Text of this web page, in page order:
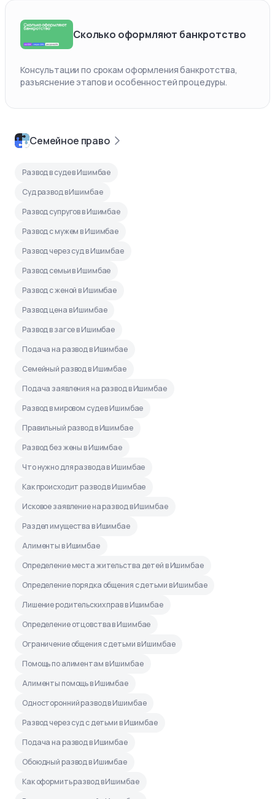
Сколько оформляют банкротство
Консультации по срокам оформления банкротства,
разъяснение этапов и особенностей процедуры.
Семейное право
Развод в суде в Ишимбае
Суд развод в Ишимбае
Развод супругов в Ишимбае
Развод с мужем в Ишимбае
Развод через суд в Ишимбае
Развод семьи в Ишимбае
Развод с женой в Ишимбае
Развод цена в Ишимбае
Развод в загсе в Ишимбае
Подача на развод в Ишимбае
Семейный развод в Ишимбае
Подача заявления на развод в Ишимбае
Развод в мировом суде в Ишимбае
Правильный развод в Ишимбае
Развод без жены в Ишимбае
Что нужно для развода в Ишимбае
Как происходит развод в Ишимбае
Исковое заявление на развод в Ишимбае
Раздел имущества в Ишимбае
Алименты в Ишимбае
Определение места жительства детей в Ишимбае
Определение порядка общения с детьми в Ишимбае
Лишение родительских прав в Ишимбае
Определение отцовства в Ишимбае
Ограничение общения с детьми в Ишимбае
Помощь по алиментам в Ишимбае
Алименты помощь в Ишимбае
Односторонний развод в Ишимбае
Развод через суд с детьми в Ишимбае
Подача на развод в Ишимбае
Обоюдный развод в Ишимбае
Как оформить развод в Ишимбае